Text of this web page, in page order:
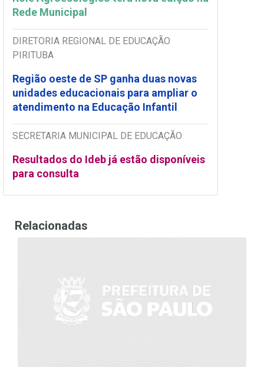
Rede Municipal
DIRETORIA REGIONAL DE EDUCAÇÃO
PIRITUBA
Região oeste de SP ganha duas novas
unidades educacionais para ampliar o
atendimento na Educação Infantil
SECRETARIA MUNICIPAL DE EDUCAÇÃO
Resultados do Ideb já estão disponíveis
para consulta
Relacionadas